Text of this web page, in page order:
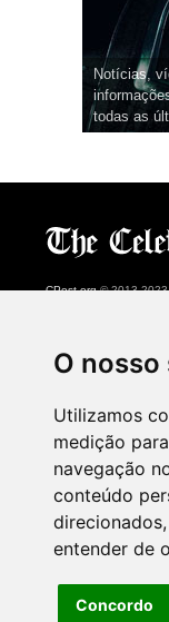
O
Utilizamos
medição
navegação
conteúdo
entender de
Concordo
Notícias,
todas as
CPost.org© 2013-2023
About Us
Advertising
Contact Us
Follow us on
Watch us